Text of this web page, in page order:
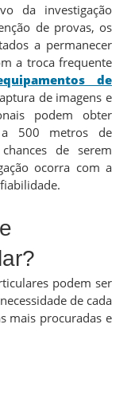
da investigação
de provas, os
a permanecer
a troca frequente
de
de imagens e
podem obter
a 500 metros de
de serem
ocorra com a
podem ser
de cada
mais procuradas e